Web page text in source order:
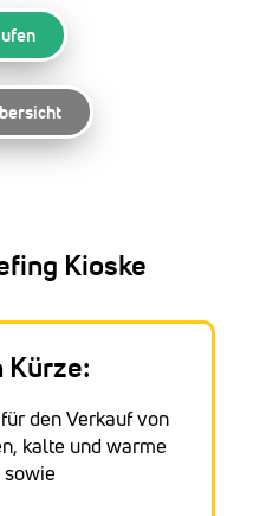
Kioske
Kürze:
den Verkauf von
kalte und warme
sowie